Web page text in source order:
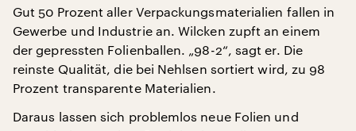
Gut 50 Prozent aller Verpackungsmaterialien fallen in
Gewerbe und Industrie an. Wilcken zupft an einem
der gepressten Folienballen. „98-2“, sagt er. Die
reinste Qualität, die bei Nehlsen sortiert wird, zu 98
Prozent transparente Materialien.
Daraus lassen sich problemlos neue Folien und